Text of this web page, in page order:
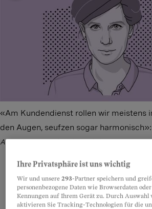
«Am Kundendienst rollen wir meistens
den Augen, seufzen sogar
Anne Seeger und Andrea Klaiber
Teilen Anhören Merken
Ihre Privatsphäre ist uns wichtig
Wir und unsere293-Partner speichern und
personenbezogene Daten wie Browserdaten
Kennungen auf Ihrem Gerät zu. Durch Auswahl
aktivieren Sie Tracking-Technologien für die